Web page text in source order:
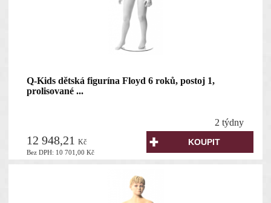
Q-Kids dětská figurína Floyd 6 roků, postoj 1,
prolisované ...
2 týdny
Bez DPH: 10 701,00Kč
12 948,21Kč